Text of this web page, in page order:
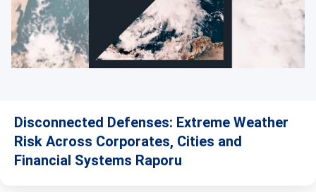
Disconnected Defenses: Extreme Weather
Risk Across Corporates, Cities and
Financial Systems Raporu